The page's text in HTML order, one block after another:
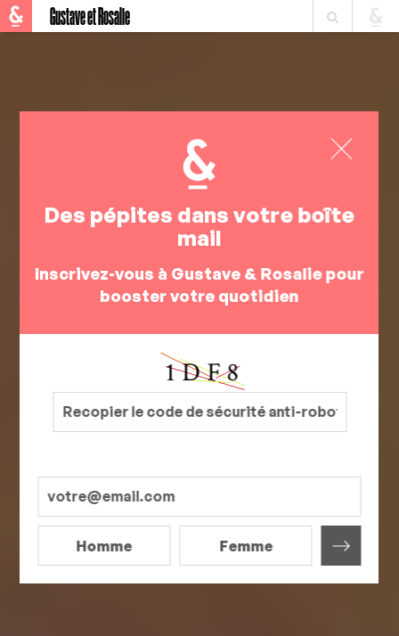
Gustave et Rosalie
Des pépites dans votre boîte
mail
Inscrivez-vous à Gustave & Rosalie pour
booster votre quotidien
Homme Femme